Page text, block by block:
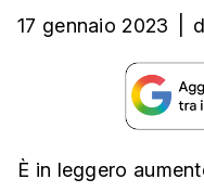
17 gennaio 2023
È in leggero